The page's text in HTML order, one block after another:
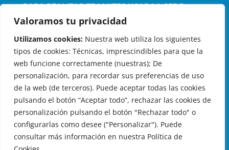
Valoramos tu privacidad
Utilizamos cookies: Nuestra web utiliza los siguientes
tipos de cookies: Técnicas, imprescindibles para que la
web funcione correctamente (nuestras); De
personalización, para recordar sus preferencias de uso
de la web (de terceros). Puede aceptar todas las cookies
pulsando el botón “Aceptar todo”, rechazar las cookies de
personalización pulsando el botón "Rechazar todo" o
configurarlas como desee ("Personalizar"). Puede
consultar más información en nuestra Política de
PARA REALIZAR TRAMITES USAR LA SEDE
ELECTRONICA (pinchar aquí)
OTERO DE HERREROS EN LAS REDES